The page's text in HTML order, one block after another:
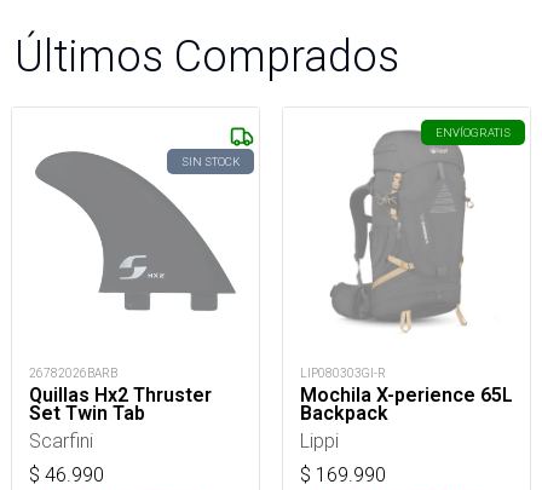
Últimos Comprados
SIN STOCK
26782026BARB
Quillas Hx2 Thruster
Set Twin Tab
Scarfini
$ 46.990
ENVÍOGRATIS
LIP080303GI-R
Mochila X-perience 65L
Backpack
Lippi
$ 169.990